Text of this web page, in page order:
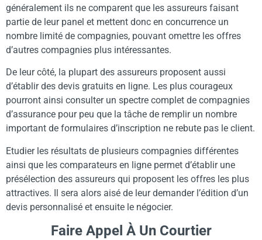
généralement ils ne comparent que les assureurs faisant
partie de leur panel et mettent donc en concurrence un
nombre limité de compagnies, pouvant omettre les offres
d’autres compagnies plus intéressantes.
De leur côté, la plupart des assureurs proposent aussi
d’établir des devis gratuits en ligne. Les plus courageux
pourront ainsi consulter un spectre complet de compagnies
d’assurance pour peu que la tâche de remplir un nombre
important de formulaires d’inscription ne rebute pas le client.
Etudier les résultats de plusieurs compagnies différentes
ainsi que les comparateurs en ligne permet d’établir une
présélection des assureurs qui proposent les offres les plus
attractives. Il sera alors aisé de leur demander l’édition d’un
devis personnalisé et ensuite le négocier.
Faire Appel À Un Courtier